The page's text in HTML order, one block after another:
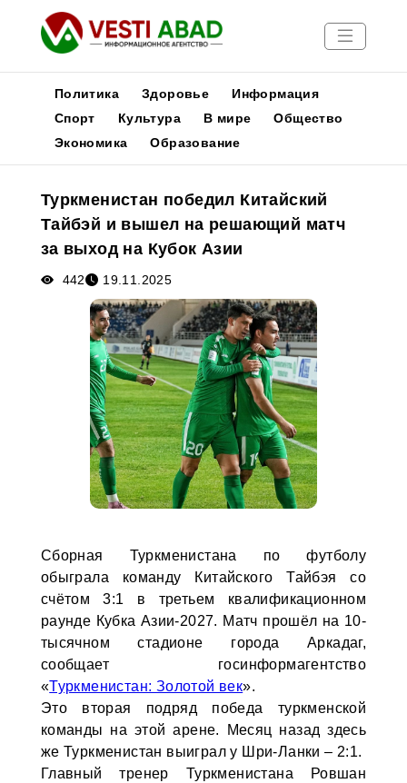
Новости
Медиа
Афиша
Политика Здоровье
Информация
Спорт
Культура В мире
Общество
Экономика
Образование
Туркменистан победил Китайский
Тайбэй и вышел на решающий матч
за выход на Кубок Азии
442 19.11.2025
Сборная Туркменистана по футболу
обыграла команду Китайского Тайбэя со
счётом 3:1 в третьем квалификационном
раунде Кубка Азии-2027. Матч прошёл на 10-
тысячном стадионе города Аркадаг,
сообщает госинформагентство
«Туркменистан: Золотой век».
Это вторая подряд победа туркменской
команды на этой арене. Месяц назад здесь
же Туркменистан выиграл у Шри-Ланки – 2:1.
Главный тренер Туркменистана Ровшан